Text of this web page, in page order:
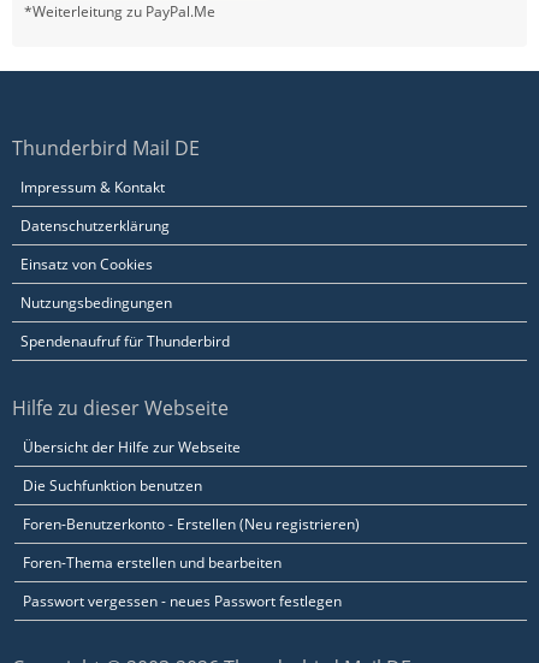
*Weiterleitung zu PayPal.Me
Thunderbird Mail DE
Impressum & Kontakt
Datenschutzerklärung
Einsatz von Cookies
Nutzungsbedingungen
Spendenaufruf für Thunderbird
Hilfe zu dieser Webseite
Übersicht der Hilfe zur Webseite
Die Suchfunktion benutzen
Foren-Benutzerkonto - Erstellen (Neu registrieren)
Foren-Thema erstellen und bearbeiten
Passwort vergessen - neues Passwort festlegen